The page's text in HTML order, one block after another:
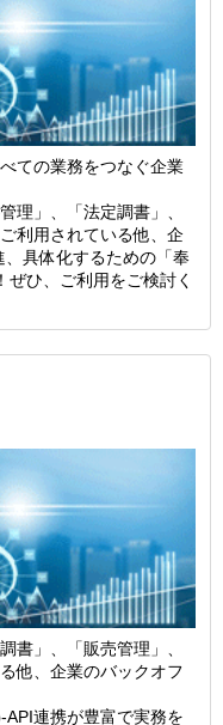
ての業務をつなぐ企業
理」、「法定調書」、
利用されている他、企
具体化するための「奉
ひ、ご利用をご検討く
書」、「販売管理」、
他、企業のバックオフ
連携が豊富で実務を